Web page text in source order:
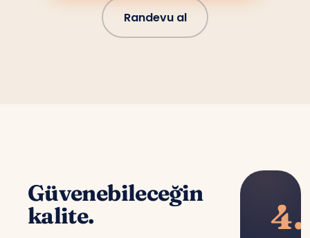
Randevu al
Güvenebileceğin
kalite.